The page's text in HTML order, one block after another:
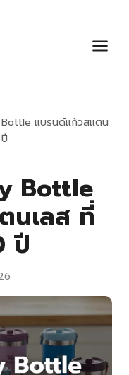
Bottle แบรนด์แก้วสแตน
Bottle
นเลส ที่
ปี